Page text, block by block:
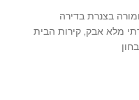
בצנרת בדירה
מלא אבק, קירות הבית